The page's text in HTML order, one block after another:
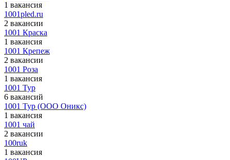
1 вакансия
1001pled.ru
2 вакансии
1001 Краска
1 вакансия
1001 Крепеж
2 вакансии
1001 Роза
1 вакансия
1001 Тур
6 вакансий
1001 Тур (ООО Оникс)
1 вакансия
1001 чай
2 вакансии
100ruk
1 вакансия